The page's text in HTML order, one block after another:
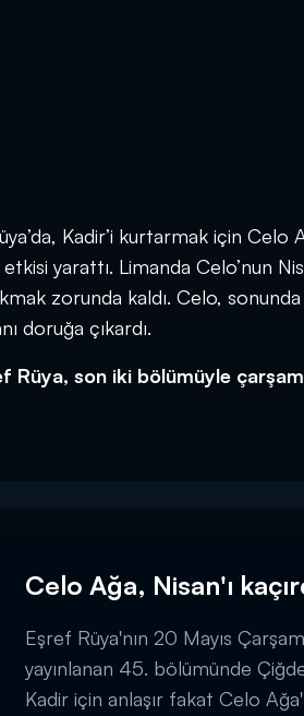
Kadir’i kurtarmak için Celo
yarattı. Limanda Celo’nun
zorunda kaldı. Celo, sonunda
doruğa çıkardı.
Rüya, son iki bölümüyle
Celo Ağa, Nisan'ı
Eşref Rüya'nın 20 Mayıs
yayınlanan 45. bölümünde
Kadir için anlaşır fakat Celo